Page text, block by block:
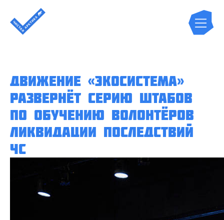
Движение «Экосистема»
развернёт серию штабов
по обучению волонтёров
ликвидации последствий
ЧС